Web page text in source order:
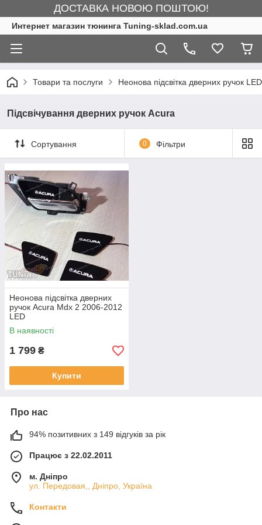
ДОСТАВКА НОВОЮ ПОШТОЮ!
Интернет магазин тюнинга Tuning-sklad.com.ua
Товари та послуги Неонова підсвітка дверних ручок LED
Підсвічування дверних ручок Acura
Сортування 0 Фільтри
Неонова підсвітка дверних
ручок Acura Mdx 2 2006-2012
LED
В наявності
1 799 ₴
Купити
Про нас
94% позитивних з 149 відгуків за рік
Працює з 22.02.2011
м. Дніпро
ул. Передовая,, Дніпро, Україна
Контакти